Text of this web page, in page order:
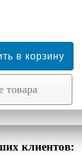
товара
клиентов: